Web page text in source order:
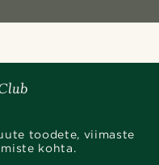
toodete, viimaste
kohta.